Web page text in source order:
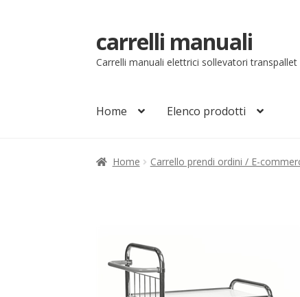
Vai
alla
navigazione
Vai
al
contenuto
carrelli manuali
Carrelli manuali elettrici sollevatori
Home Elenco prodotti
Home Carrello Chi siamo Come ordinare
Home Carrello prendi ordini / E-